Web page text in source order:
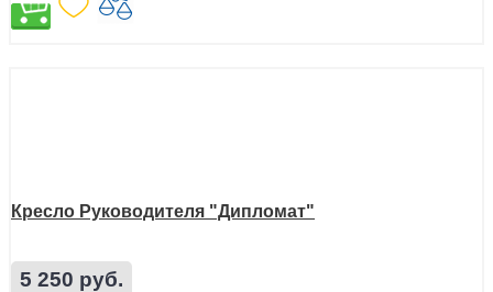
Кресло Руководителя "Дипломат"
5 250 руб.